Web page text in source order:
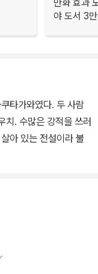
만화 효과
야 도서 3
타가와였다. 두 사람
치. 수많은 강적을 쓰러
아 있는 전설이라 불